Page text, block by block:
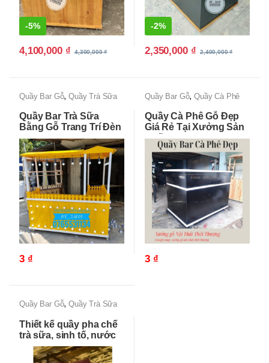
-5%
4,100,000 ₫ 4,300,000₫
-2%
2,350,000 ₫ 2,400,000₫
Quầy Bar Gỗ,Quầy Trà Sữa
Quầy Bar Trà Sữa
Bằng Gỗ Trang Trí Đèn
Led Đẹp
3 ₫
Quầy Bar Gỗ,Quầy Cà Phê
Quầy Cà Phê Gỗ Đẹp
Giá Rẻ Tại Xưởng Sản
Xuất
3 ₫
Quầy Bar Gỗ,Quầy Trà Sữa
Thiết kế quầy pha chế
trà sữa, sinh tố, nước
ép, trà chanh đẹp